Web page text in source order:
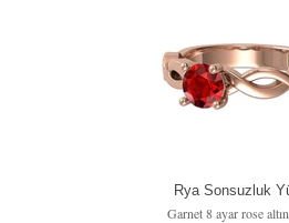
Rya Sonsuzluk
Garnet 8 ayar rose